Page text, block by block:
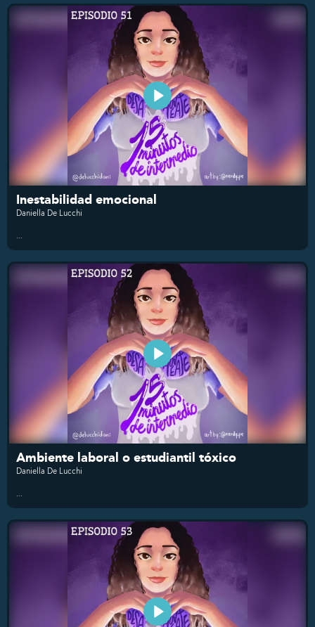
Inestabilidad emocional
Daniella De Lucchi
...
Ambiente laboral o estudiantil tóxico
Daniella De Lucchi
...